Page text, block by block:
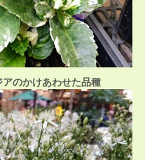
のかけあわせた品種